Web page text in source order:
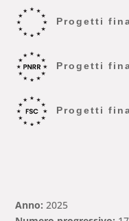
Progetti
Progetti
Progetti
Anno: 2025